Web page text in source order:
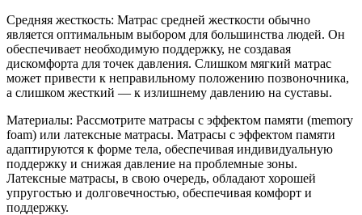
Средняя жесткость: Матрас средней жесткости обычно
является оптимальным выбором для большинства людей. Он
обеспечивает необходимую поддержку, не создавая
дискомфорта для точек давления. Слишком мягкий матрас
может привести к неправильному положению позвоночника,
а слишком жесткий — к излишнему давлению на суставы.
Материалы: Рассмотрите матрасы с эффектом памяти (memory
foam) или латексные матрасы. Матрасы с эффектом памяти
адаптируются к форме тела, обеспечивая индивидуальную
поддержку и снижая давление на проблемные зоны.
Латексные матрасы, в свою очередь, обладают хорошей
упругостью и долговечностью, обеспечивая комфорт и
поддержку.